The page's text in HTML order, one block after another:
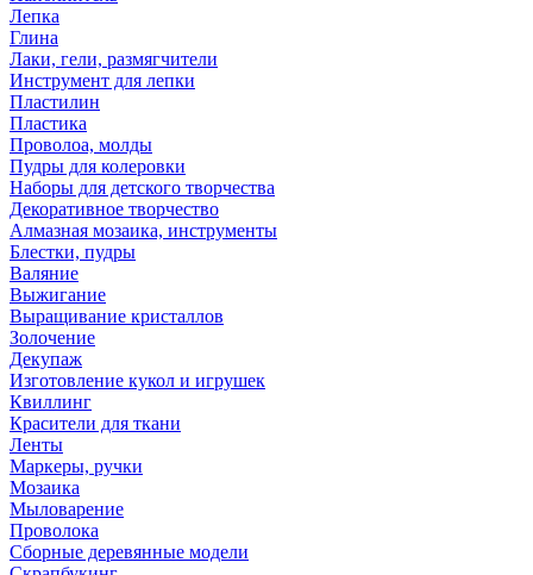
Лепка
Глина
Лаки, гели, размягчители
Инструмент для лепки
Пластилин
Пластика
Проволоа, молды
Пудры для колеровки
Наборы для детского творчества
Декоративное творчество
Алмазная мозаика, инструменты
Блестки, пудры
Валяние
Выжигание
Выращивание кристаллов
Золочение
Декупаж
Изготовление кукол и игрушек
Квиллинг
Красители для ткани
Ленты
Маркеры, ручки
Мозаика
Мыловарение
Проволока
Сборные деревянные модели